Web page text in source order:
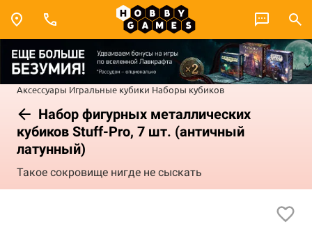
Аксессуары Игральные кубики Наборы кубиков
Набор фигурных металлических
кубиков Stuff-Pro, 7 шт. (античный
латунный)
Такое сокровище нигде не сыскать